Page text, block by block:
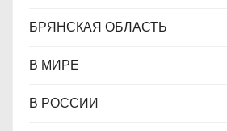
БРЯНСКАЯ ОБЛАСТЬ
В МИРЕ
В РОССИИ